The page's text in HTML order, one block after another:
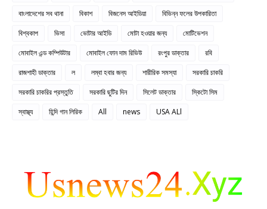
বাংলাদেশের সব থানা
বিকাশ বিজনেস আইডিয়া
বিভিন্ন ফলের উপকারিতা
বিশ্বকাপ
ভিসা ভোটার আইডি মোটা হওয়ার জন্য
মোটিভেশন
মোবাইল এন্ড কম্পিউটার
মোবাইল ফোন দাম রিভিউ রংপুর ডাক্তার
রবি
রাজশাহী ডাক্তার
ল লম্বা হবার জন্য শারীরিক সমস্যা
সরকারি চাকরি
সরকারি চাকরির প্রস্তুতি
সরকারি ছুটির দিন সিলেট ডাক্তার
স্কিটো সিম
স্বাস্থ্য
হিন্দি গান লিরিক All news USA ALl